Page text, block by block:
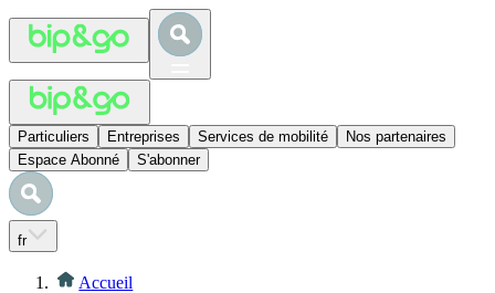
Particuliers Entreprises Services de mobilité
Nos partenaires
Espace Abonné
S'abonner
fr
Accueil